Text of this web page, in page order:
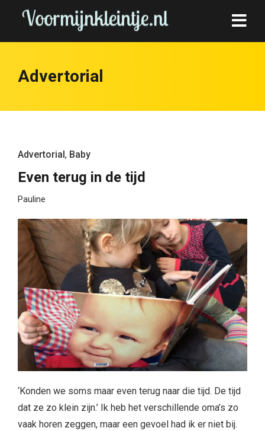
Advertorial
Advertorial, Baby
Even terug in de tijd
Pauline
‘Konden we soms maar even terug naar die tijd. De tijd
dat ze zo klein zijn.’ Ik heb het verschillende oma’s zo
vaak horen zeggen, maar een gevoel had ik er niet bij.